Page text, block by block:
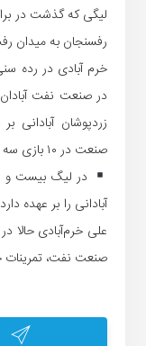
لیگی که گذشت در
رفسنجان به میدان
خرم آبادی در رده
در صنعت نفت آبادان
زردپوشان آبادانی
صنعت در ۱۰ بازی سه گل به ثمر رساند‌.
در لیگ بیست و
آبادانی را بر عهده
علی خرم‌آبادی حالا
صنعت نفت، تمرینات